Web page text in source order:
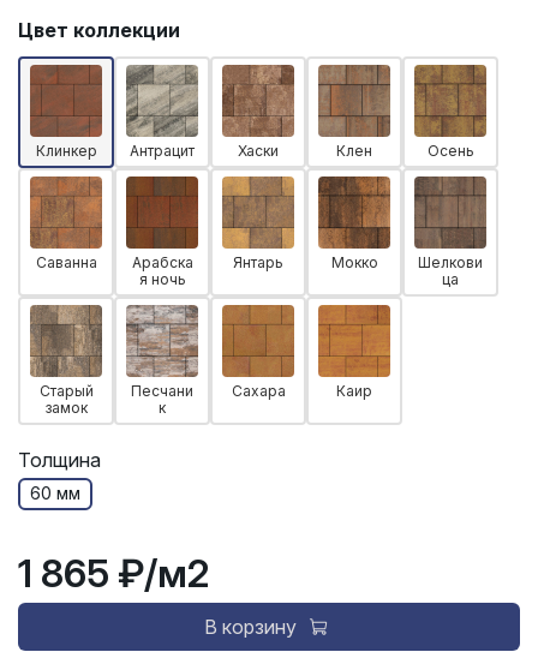
Цвет коллекции
Клинкер Антрацит Хаски Клен Осень
Саванна
Арабска
я ночь
Янтарь Мокко
Шелкови
ца
Старый
замок
Песчани
к
Сахара Каир
Толщина
60 мм
1 865 ₽/м2
В корзину